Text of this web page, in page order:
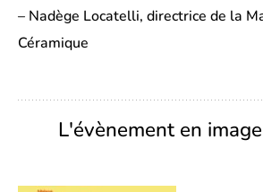
– Nadège Locatelli, directrice de la
Céramique
L'évènement en